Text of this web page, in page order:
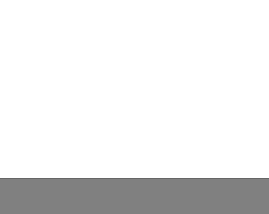
de défiscalisation
qui restent
d’imposition : des